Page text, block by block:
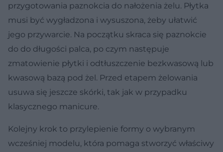
przygotowania paznokcia do nałożenia żelu. Płytka
musi być wygładzona i wysuszona, żeby ułatwić
jego przywarcie. Na początku skraca się paznokcie
do do długości palca, po czym następuje
zmatowienie płytki i odtłuszczenie bezkwasową lub
kwasową bazą pod żel. Przed etapem żelowania
usuwa się jeszcze skórki, tak jak w przypadku
klasycznego manicure.
Kolejny krok to przylepienie formy o wybranym
wcześniej modelu, która pomaga stworzyć właściwy